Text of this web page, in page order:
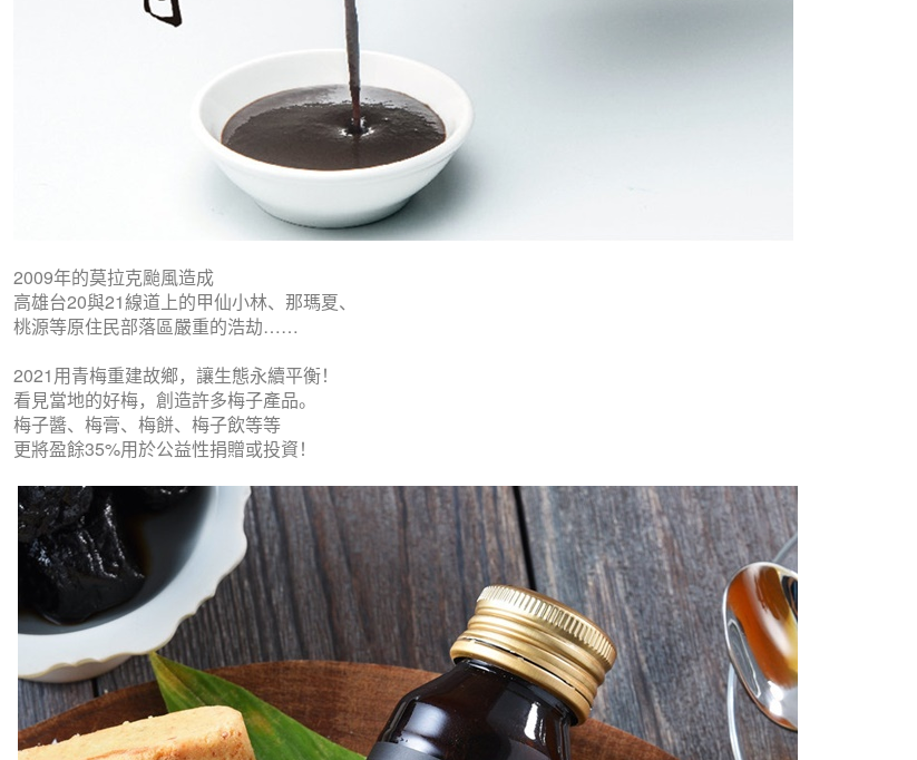
2009年的莫拉克颱風造成
高雄台20與21線道上的甲仙小林、那瑪夏、
桃源等原住民部落區嚴重的浩劫……
2021用青梅重建故鄉，讓生態永續平衡！
看見當地的好梅，創造許多梅子產品。
梅子醬、梅膏、梅餅、梅子飲等等
更將盈餘35%用於公益性捐贈或投資！